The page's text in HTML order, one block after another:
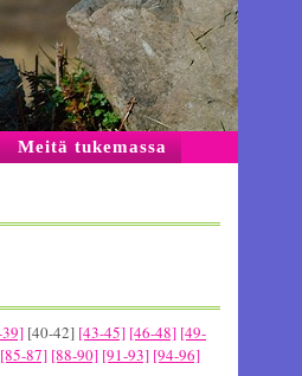
Meitä tukemassa
[40-42] [43-45] [46-48] [49-
[85-87] [88-90] [91-93] [94-96]